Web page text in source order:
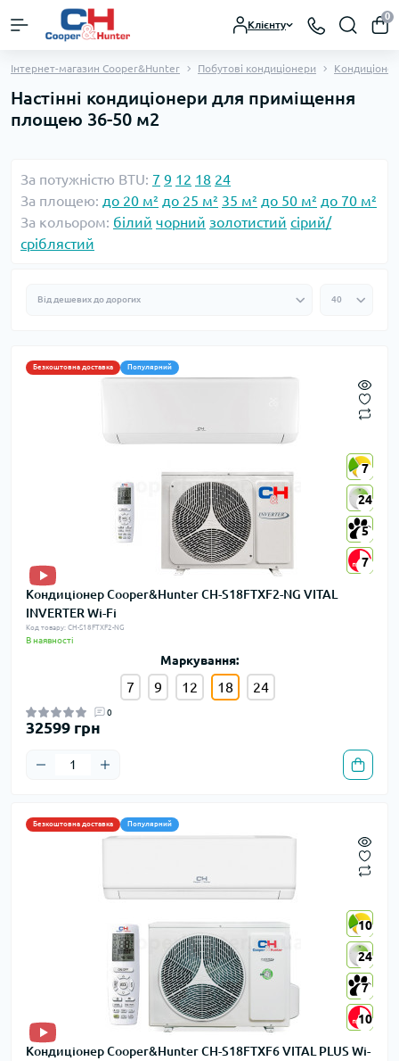
Клієнту
0
Інтернет-магазин Cooper&Hunter Побутові кондиціонери
Настінні кондиціонери для приміщення
площею 36-50 м2
За потужністю BTU: 7 9 12 18 24
За площею: до 20 м² до 25 м² 35 м² до 50 м² до 70 м²
За кольором: білий чорний золотистий сірий/
сріблястий
Безкоштовна доставка Популярний
7
24
5
7
7
24
5
7
Кондиціонер Cooper&Hunter CH-S18FTXF2-NG VITAL
INVERTER Wi-Fi
Код товару: CH-S18FTXF2-NG
В наявності
Маркування:
7 9 12 18 24
0
32599 грн
Безкоштовна доставка Популярний
10
24
7
10
10
24
7
10
Кондиціонер Cooper&Hunter CH-S18FTXF6 VITAL PLUS Wi-